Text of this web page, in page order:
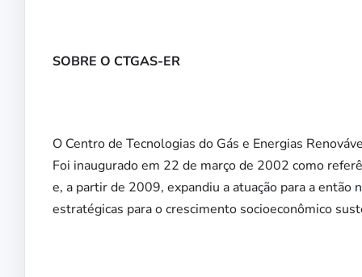
SOBRE O CTGAS-ER
O Centro de Tecnologias do Gás e Energias
Foi inaugurado em 22 de março de 2002 como
e, a partir de 2009, expandiu a atuação para a então
estratégicas para o crescimento socioeconômico